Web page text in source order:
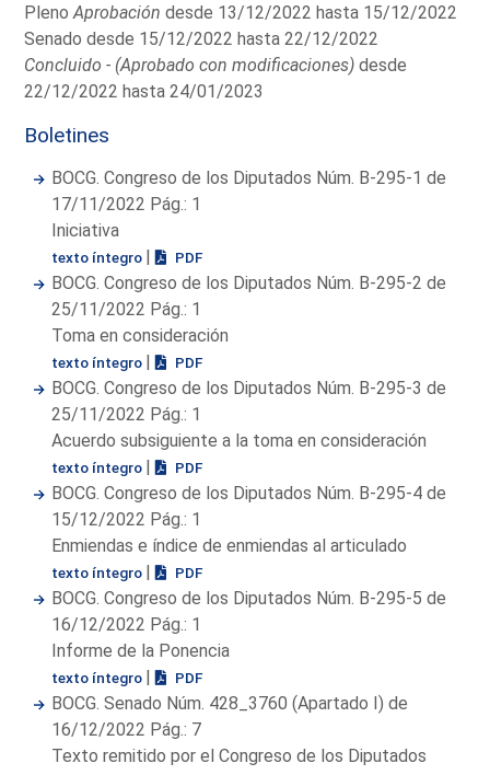
PlenoAprobación desde 13/12/2022 hasta 15/12/2022
Senado desde 15/12/2022 hasta 22/12/2022
Concluido - (Aprobado con modificaciones) desde
22/12/2022 hasta 24/01/2023
Boletines
BOCG. Congreso de los Diputados Núm. B-295-1 de
17/11/2022 Pág.: 1
Iniciativa
texto íntegro | PDF
BOCG. Congreso de los Diputados Núm. B-295-2 de
25/11/2022 Pág.: 1
Toma en consideración
texto íntegro | PDF
BOCG. Congreso de los Diputados Núm. B-295-3 de
25/11/2022 Pág.: 1
Acuerdo subsiguiente a la toma en consideración
texto íntegro | PDF
BOCG. Congreso de los Diputados Núm. B-295-4 de
15/12/2022 Pág.: 1
Enmiendas e índice de enmiendas al articulado
texto íntegro | PDF
BOCG. Congreso de los Diputados Núm. B-295-5 de
16/12/2022 Pág.: 1
Informe de la Ponencia
texto íntegro | PDF
BOCG. Senado Núm. 428_3760 (Apartado I) de
16/12/2022 Pág.: 7
Texto remitido por el Congreso de los Diputados